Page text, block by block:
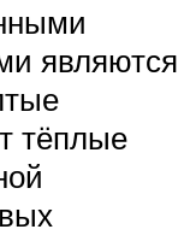
являются
тёплые